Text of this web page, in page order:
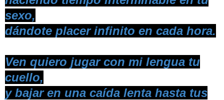
sexo,
dándote placer infinito en cada hora.
Ven quiero jugar con mi lengua tu
cuello,
y bajar en una caída lenta hasta tus